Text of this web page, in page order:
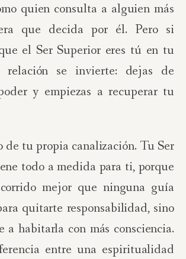
quien consulta a alguien más
que decida por él. Pero si
el Ser Superior eres tú en tu
relación se invierte: dejas de
y empiezas a recuperar tu
de tu propia canalización. Tu Ser
todo a medida para ti, porque
mejor que ninguna guía
quitarte responsabilidad, sino
a habitarla con más consciencia.
entre una espiritualidad